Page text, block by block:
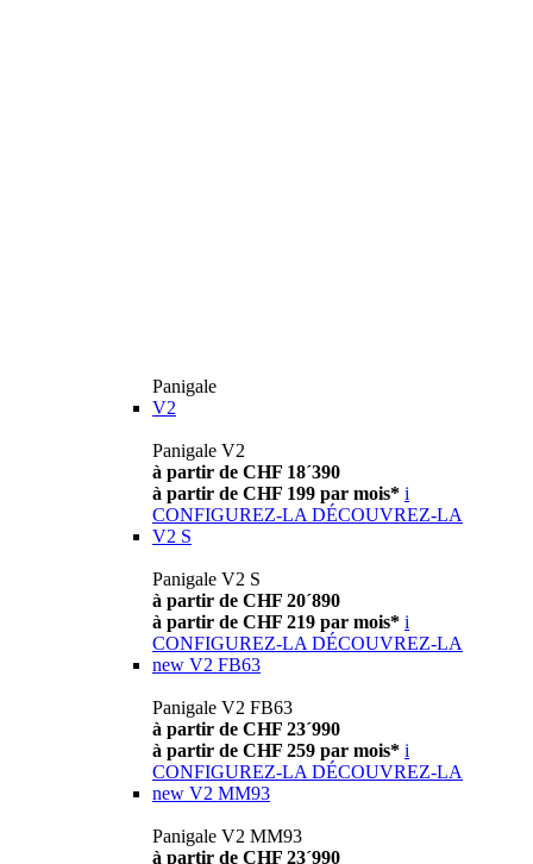
Panigale
V2
Panigale V2
à partir de CHF 18´390
à partir de CHF 199 par mois* i
CONFIGUREZ-LA DÉCOUVREZ-LA
V2 S
Panigale V2 S
à partir de CHF 20´890
à partir de CHF 219 par mois* i
CONFIGUREZ-LA DÉCOUVREZ-LA
new V2 FB63
Panigale V2 FB63
à partir de CHF 23´990
à partir de CHF 259 par mois* i
CONFIGUREZ-LA DÉCOUVREZ-LA
new V2 MM93
Panigale V2 MM93
à partir de CHF 23´990